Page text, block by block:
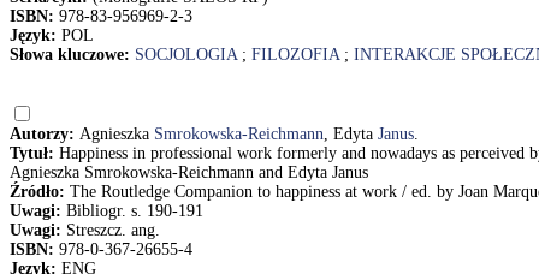
ISBN: 978-83-956969-2-3
Język: POL
Słowa kluczowe: SOCJOLOGIA; FILOZOFIA; INTERAKCJE
Autorzy: Agnieszka Smrokowska-Reichmann, Edyta Janus.
Tytuł: Happiness in professional work formerly and nowadays as
Agnieszka Smrokowska-Reichmann and Edyta Janus
Źródło: The Routledge Companion to happiness at work / ed. by Joan
Uwagi: Bibliogr. s. 190-191
Uwagi: Streszcz. ang.
ISBN: 978-0-367-26655-4
Język: ENG